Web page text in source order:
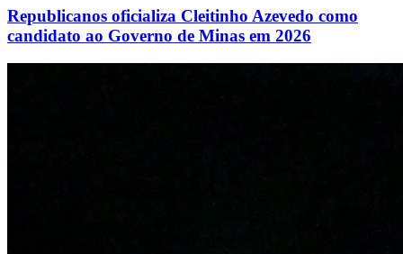
Republicanos oficializa Cleitinho Azevedo como
candidato ao Governo de Minas em 2026